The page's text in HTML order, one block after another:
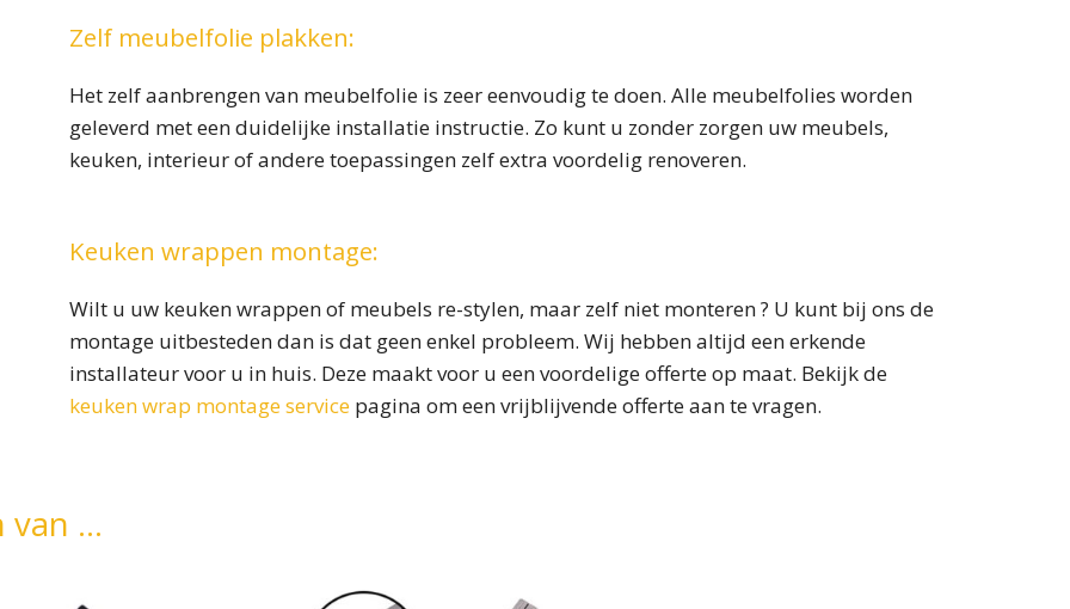
Zelf meubelfolie plakken:
Het zelf aanbrengen van meubelfolie is zeer eenvoudig te doen. Alle meubelfolies worden
geleverd met een duidelijke installatie instructie. Zo kunt u zonder zorgen uw meubels,
keuken, interieur of andere toepassingen zelf extra voordelig renoveren.
Keuken wrappen montage:
Wilt u uw keuken wrappen of meubels re-stylen, maar zelf niet monteren ? U kunt bij ons de
montage uitbesteden dan is dat geen enkel probleem. Wij hebben altijd een erkende
installateur voor u in huis. Deze maakt voor u een voordelige offerte op maat. Bekijk de
keuken wrap montage servicepagina om een vrijblijvende offerte aan te vragen.
van …